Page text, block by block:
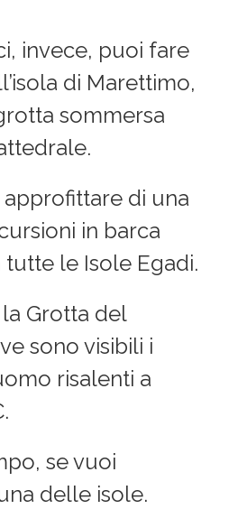
invece, puoi fare
di Marettimo,
sommersa
di una
in barca
le Isole Egadi.
la Grotta del
sono visibili i
risalenti a
se vuoi
delle isole.